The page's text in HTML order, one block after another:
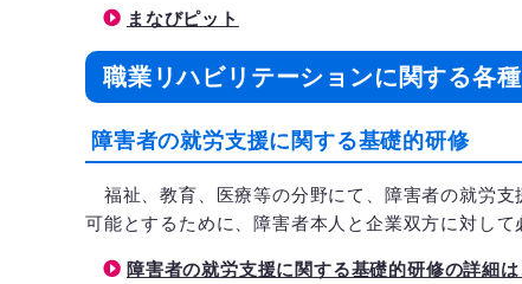
まなびピット
職業リハビリテーションに関する各
障害者の就労支援に関する基礎的研修
福祉、教育、医療等の分野にて、障害者の就労
可能とするために、障害者本人と企業双方に対し
障害者の就労支援に関する基礎的研修の詳細は